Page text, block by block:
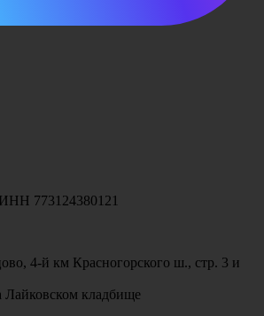
773124380121
4-й км Красногорского ш., стр. 3 и
кладбище